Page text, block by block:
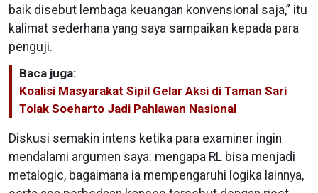
baik disebut lembaga keuangan konvensional saja,” itu
kalimat sederhana yang saya sampaikan kepada para
penguji.
Baca juga:
Koalisi Masyarakat Sipil Gelar Aksi di Taman Sari
Tolak Soeharto Jadi Pahlawan Nasional
Diskusi semakin intens ketika para examiner ingin
mendalami argumen saya: mengapa RL bisa menjadi
metalogic, bagaimana ia mempengaruhi logika lainnya,